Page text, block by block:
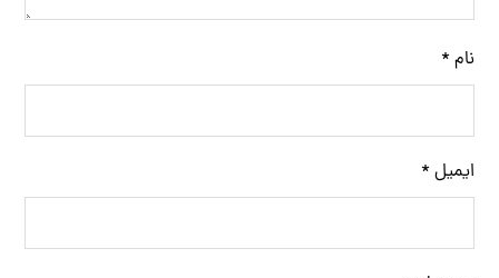
نام *
ایمیل *